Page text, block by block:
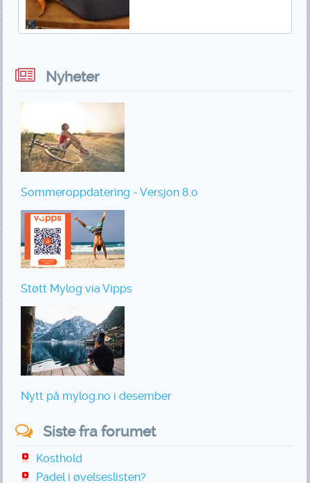
Nyheter
Sommeroppdatering - Versjon 8.0
Støtt Mylog via Vipps
Nytt på mylog.no i desember
Siste fra forumet
Kosthold
Padel i øvelseslisten?